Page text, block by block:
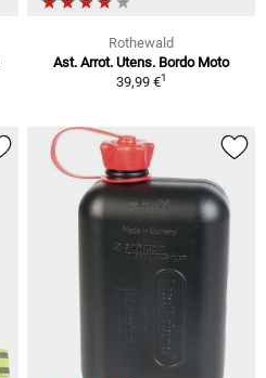
Rothewald
Ast. Arrot. Utens. Bordo Moto
39,99 €1